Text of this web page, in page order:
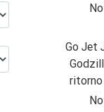
Go Jet
ritorno